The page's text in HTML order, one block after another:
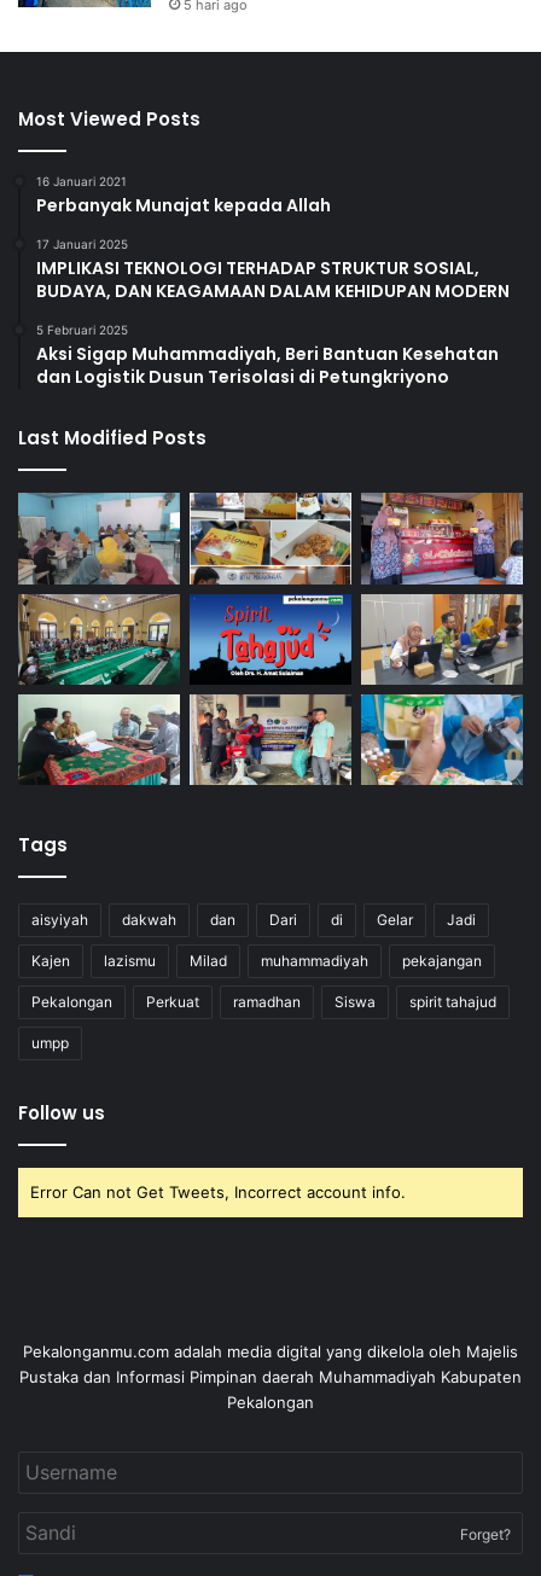
5 hari ago
Most Viewed Posts
16 Januari 2021
Perbanyak Munajat kepada Allah
17 Januari 2025
IMPLIKASI TEKNOLOGI TERHADAP STRUKTUR SOSIAL,
BUDAYA, DAN KEAGAMAAN DALAM KEHIDUPAN MODERN
5 Februari 2025
Aksi Sigap Muhammadiyah, Beri Bantuan Kesehatan
dan Logistik Dusun Terisolasi di Petungkriyono
Last Modified Posts
Tags
aisyiyah dakwah dan Dari di Gelar Jadi
Kajen lazismu Milad muhammadiyah pekajangan
Pekalongan Perkuat ramadhan Siswa spirit tahajud
umpp
Follow us
Error Can not Get Tweets, Incorrect account info.
Pekalonganmu.com adalah media digital yang dikelola oleh Majelis
Pustaka dan Informasi Pimpinan daerah Muhammadiyah Kabupaten
Pekalongan
Forget?